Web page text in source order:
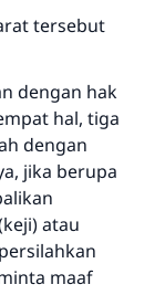
tersebut
dengan hak
hal, tiga
dengan
jika berupa
atau
maaf